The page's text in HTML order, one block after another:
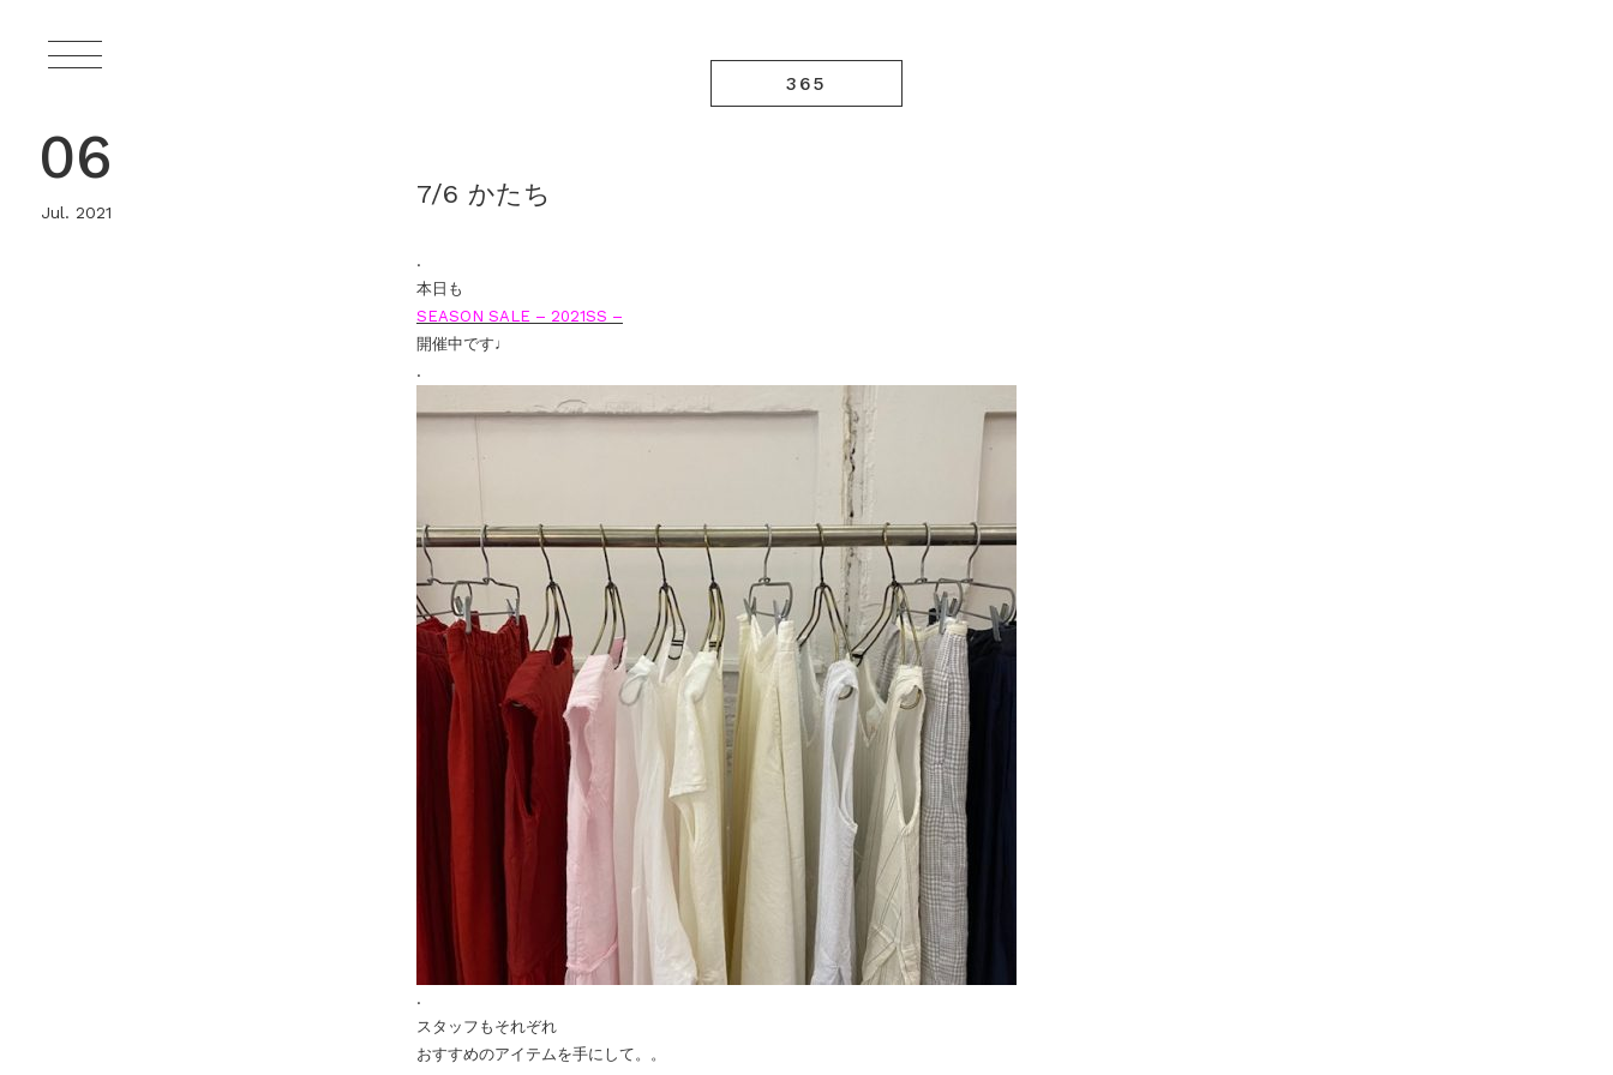
06
Jul. 2021
365
7/6 かたち
.
本日も
SEASON SALE – 2021SS –
開催中です♩
.
.
スタッフもそれぞれ
おすすめのアイテムを手にして。。